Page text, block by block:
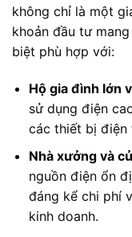
không chỉ là một
khoản đầu tư
biệt phù hợp với:
Hộ gia đình lớn
sử dụng điện
các thiết bị điện
Nhà xưởng và
nguồn điện ổn
đáng kể chi phí
kinh doanh.